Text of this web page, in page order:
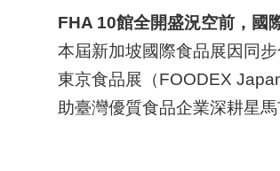
FHA 10館全開盛況空前，國
本屆新加坡國際食品展因同
東京食品展（FOODEX
助臺灣優質食品企業深耕星